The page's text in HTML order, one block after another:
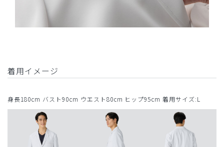
着用イメージ
身長180cm バスト90cm ウエスト80cm ヒップ95cm 着用サイズ:L